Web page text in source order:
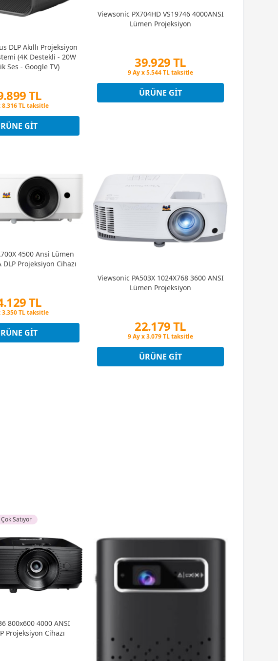
DLP Akıllı Projeksiyon
(4K Destekli - 20W
Ses - Google TV)
TL
3 Taksit
Fiyatına 3 Taksit
GIT
Viewsonic PX704HD VS19746 4000ANSI
Lümen Projeksiyon
39.929 TL
Peşin Fiyatına 3 Taksit
Peşin Fiyatına 3 Taksit
ÜRÜNE GIT
4500 Ansi Lümen
DLP Projeksiyon Cihazı
TL
3 Taksit
Fiyatına 3 Taksit
GIT
Viewsonic PA503X 1024X768 3600 ANSI
Lümen Projeksiyon
22.179 TL
Peşin Fiyatına 3 Taksit
Peşin Fiyatına 3 Taksit
ÜRÜNE GIT
Çok Satıyor
800x600 4000 ANSI
Projeksiyon Cihazı